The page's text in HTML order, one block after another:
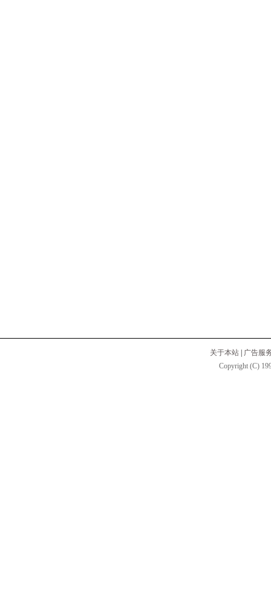
关于本站
广告服
Copyright (C)